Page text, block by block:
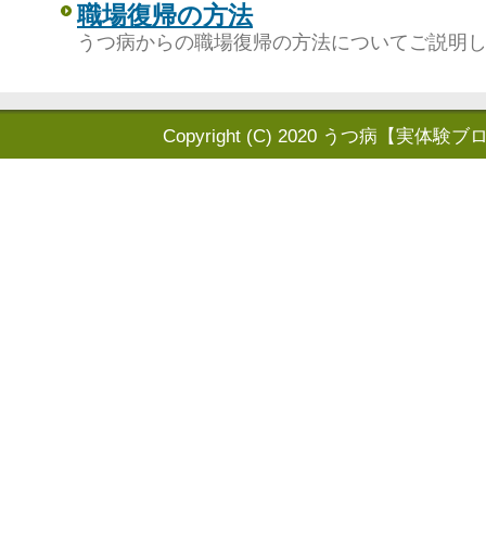
職場復帰の方法
うつ病からの職場復帰の方法についてご説明
Copyright (C) 2020 うつ病【実体験ブ